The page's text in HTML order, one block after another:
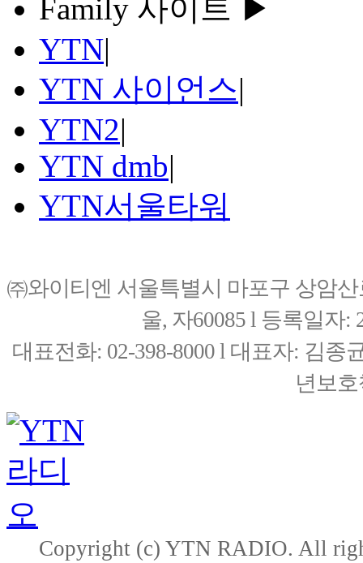
Family 사이트 ▶
YTN|
YTN 사이언스|
YTN2|
YTN dmb|
YTN서울타워
㈜와이티엔 서울특별시 마포구 상암
울, 자60085 l 등록일자:
대표전화: 02-398-8000 l 대표자: 김종
년보
Copyright (c) YTN RADIO. All